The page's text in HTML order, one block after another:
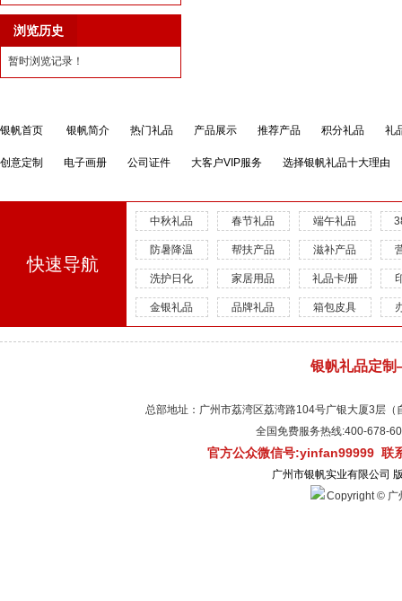
浏览历史
暂时浏览记录！
银帆首页 银帆简介 热门礼品 产品展示 推荐产品 积分礼品 礼
创意定制 电子画册 公司证件 大客户VIP服务 选择银帆礼品十大理由
快速导航
中秋礼品 春节礼品 端午礼品
防暑降温 帮扶产品 滋补产品
洗护日化 家居用品 礼品卡/册
金银礼品 品牌礼品 箱包皮具
银帆礼品定
总部地址：广州市荔湾区荔湾路104号广银大厦3层
全国免费服务热线:400-
官方公众微信号:yinfan99999 联
广州市银帆实业有限公司
Copyright © 广